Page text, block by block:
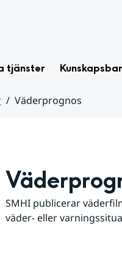
tjänster
Väderprognos
SMHI publicerar
väder- eller